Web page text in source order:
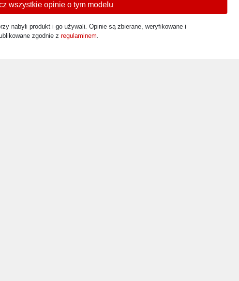
wszystkie opinie o tym modelu
nabyli produkt i go używali. Opinie są zbierane, weryfikowane i
zgodnie z regulaminem.